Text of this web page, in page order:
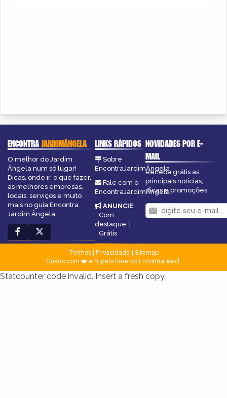
ENCONTRAJARDIMÂNGELA
O melhor do Jardim
Ângela num só lugar!
Dicas, onde ir, o que fazer,
as melhores empresas,
locais, serviços e muito
mais no guia Encontra
Jardim Ângela.
LINKS RÁPIDOS
Sobre
EncontraJardimÂngela
Fale com o
EncontraJardimÂngela
ANUNCIE:
Com
destaque |
Grátis
NOVIDADES POR E-
MAIL
Receba grátis as
principais notícias,
dicas e promoções
Termos| Privacidade
Sitemap
Criado com ❤️ e ☕ pelo time do EncontraBrasil
Statcounter code invalid. Insert a fresh copy.